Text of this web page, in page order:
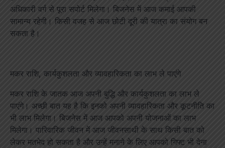
अधिकारी वर्ग से पूरा सपोर्ट मिलेगा। बिजनेस में आज कमाई आपकी
सामान्य रहेगी। किसी वजह से आज छोटी दूरी की यात्रा का संयोग बन
सकता है।
मकर राशि, कार्यकुशलता और व्यावहारिकता का लाभ ले पाएंगे
मकर राशि के जातक आज अपनी बुद्धि और कार्यकुशलता का लाभ ले
पाएंगे। अच्छी बात यह है कि इनको अपनी व्यावहारिकता और कूटनीति का
भी लाभ मिलेगा। बिजनेस में आज आपको अपनी योजनाओं का लाभ
मिलेगा। पारिवारिक जीवन में आज जीवनसाथी के साथ किसी बात को
लेकर मतभेद हो सकता है और उन्हें मनाने के लिए आपको गिफ्ट भी देना